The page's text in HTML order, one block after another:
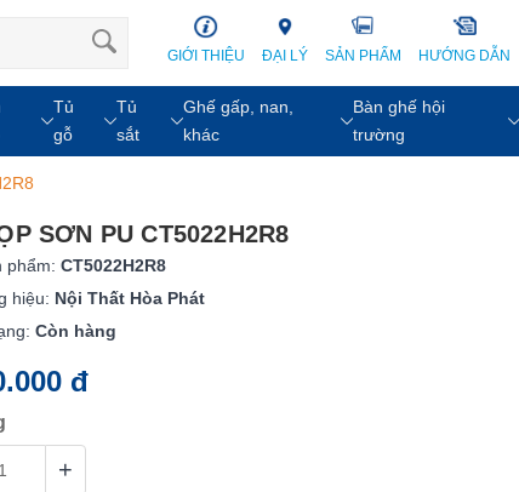
GIỚI THIỆU ĐẠI LÝ SẢN PHẨM HƯỚNG DẪN
Tủ
gỗ
Tủ
sắt
Ghế gấp, nan,
khác
Bàn ghế hội
trường
SƠN PU CT5022H2R8
phẩm:CT5022H2R8
hiệu: Nội Thất Hòa Phát
Còn hàng
đ
+